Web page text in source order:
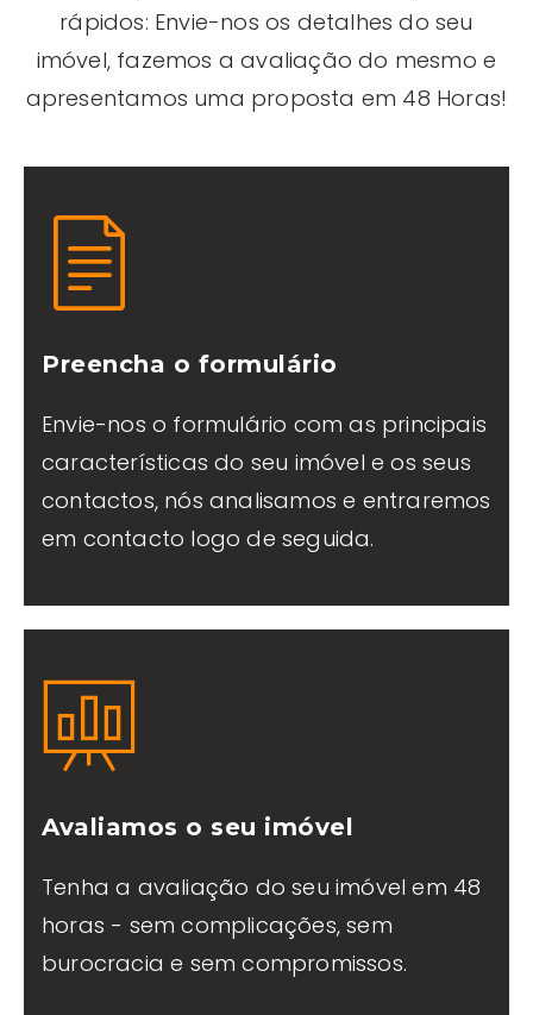
rápidos: Envie-nos os detalhes do seu
imóvel, fazemos a avaliação do mesmo e
apresentamos uma proposta em 48 Horas!
Preencha o formulário
Envie-nos o formulário com as principais
características do seu imóvel e os seus
contactos, nós analisamos e entraremos
em contacto logo de seguida.
Avaliamos o seu imóvel
Tenha a avaliação do seu imóvel em 48
horas - sem complicações, sem
burocracia e sem compromissos.